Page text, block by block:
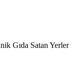
Gıda Satan Yerler